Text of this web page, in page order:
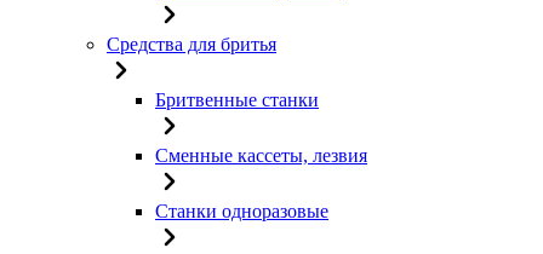
Средства для бритья
Бритвенные станки
Сменные кассеты, лезвия
Станки одноразовые